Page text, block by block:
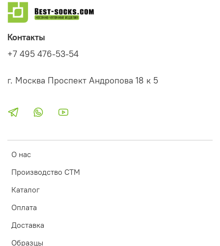
О нас
Производство СТМ
Каталог
Оплата
Доставка
Образцы
Контакты
+7 495 476-53-54
г. Москва Проспект Андропова 18 к 5